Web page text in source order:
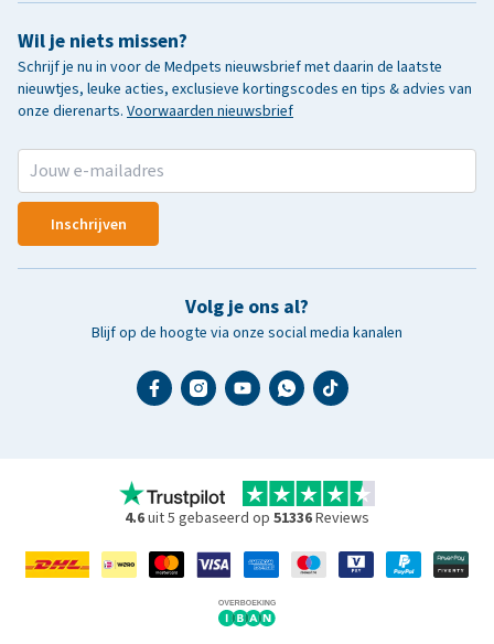
Wil je niets missen?
Schrijf je nu in voor de Medpets nieuwsbrief met daarin de laatste
nieuwtjes, leuke acties, exclusieve kortingscodes en tips & advies van
onze dierenarts. Voorwaarden nieuwsbrief
Inschrijven
Volg je ons al?
Blijf op de hoogte via onze social media kanalen
4.6uit 5 gebaseerd op 51336Reviews